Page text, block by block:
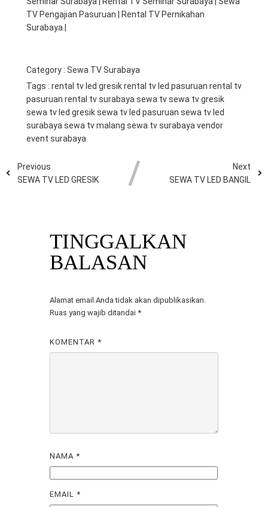
TV Pengajian Pasuruan | Rental TV Pernikahan
Surabaya |
Category : Sewa TV Surabaya
Tags : rental tv led gresikrental tv led pasuruan rental tv
pasuruan rental tv surabaya sewa tvsewa tv gresik
sewa tv led gresiksewa tv led pasuruan sewa tv led
surabaya sewa tv malang sewa tv surabaya vendor
event surabaya
Previous
SEWA TV LED GRESIK
Next
SEWA TV LED BANGIL
TINGGALKAN
BALASAN
Alamat email Anda tidak akan dipublikasikan.
Ruas yang wajib ditandai *
KOMENTAR *
NAMA *
EMAIL *